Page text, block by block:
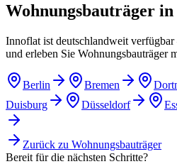
Wohnungsbauträger in
Innoflat ist deutschlandweit
und erleben Sie Wohnungsbauträger
Berlin Bremen
Duisburg
Düsseldorf
Zurück zu Wohnungsbauträger
Bereit für die nächsten Schritte?